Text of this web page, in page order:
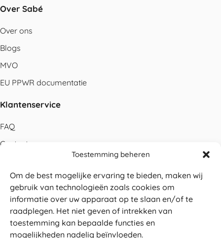
Toestemming beheren
Om de best mogelijke ervaring te bieden, maken wij
gebruik van technologieën zoals cookies om
informatie over uw apparaat op te slaan en/of te
raadplegen. Het niet geven of intrekken van
toestemming kan bepaalde functies en
mogelijkheden nadelig beïnvloeden.
Over Sabé
Over ons
Blogs
MVO
EU PPWR documentatie
Klantenservice
FAQ
Contact
Betalen
Levering
Retouren
Service en garantie